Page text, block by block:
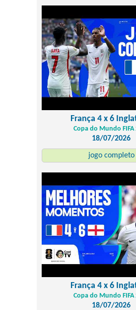
França 4 x 6
Copa do Mundo FIFA
18/07/2026
jogo completo
França 4 x 6
Copa do Mundo FIFA
18/07/2026